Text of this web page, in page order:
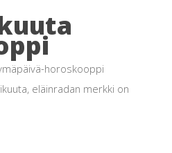
eläinradan merkki on